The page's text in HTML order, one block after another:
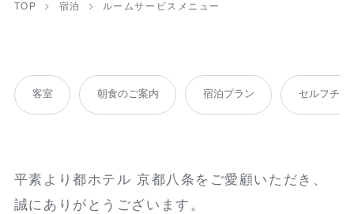
TOP 宿泊 ルームサービスメニュー
客室 朝食のご案内 宿泊プラン セルフチェ
平素より都ホテル 京都八条をご愛顧いただき、
誠にありがとうございます。